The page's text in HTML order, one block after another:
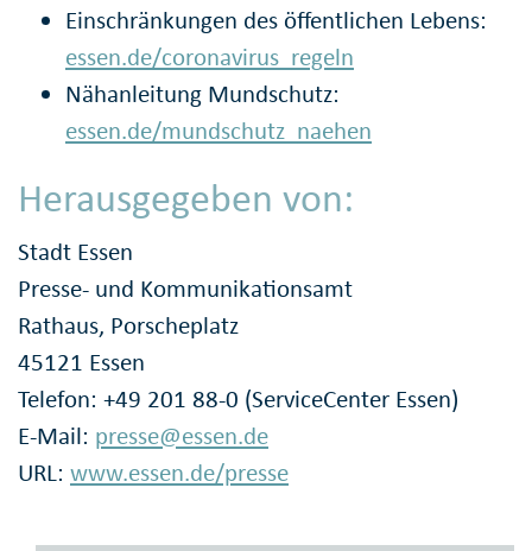
Einschränkungen des öffentlichen Lebens:
essen.de/coronavirus_regeln
Nähanleitung Mundschutz:
essen.de/mundschutz_naehen
Herausgegeben von:
Stadt Essen
Presse- und Kommunikationsamt
Rathaus, Porscheplatz
45121 Essen
Telefon: +49 201 88-0 (ServiceCenter Essen)
E-Mail: presse@essen.de
URL: www.essen.de/presse